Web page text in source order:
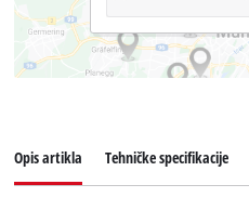
Opis artikla Tehničke specifikacije